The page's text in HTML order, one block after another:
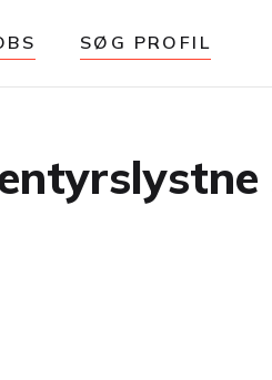
SØG PROFIL